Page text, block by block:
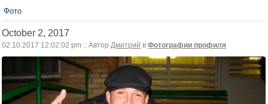
Фото
October 2, 2017
02.10.2017 12:02:02 pm :: Автор Дмитрий в Фотографии профиля